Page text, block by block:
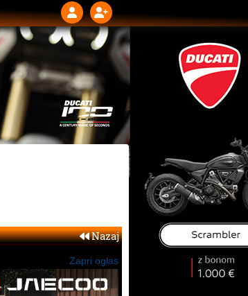
Nazaj
Zapri oglas